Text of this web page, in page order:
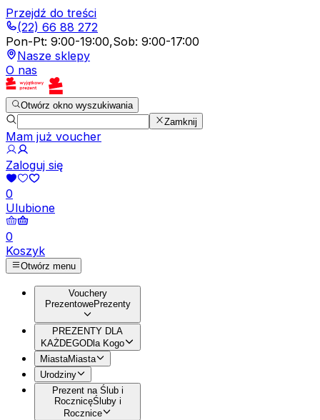
Przejdź do treści
(22) 66 88 272
Pon-Pt: 9:00-19:00,Sob: 9:00-17:00
Nasze sklepy
O nas
Otwórz okno wyszukiwania
Zamknij
Mam już voucher
Zaloguj się
0
Ulubione
0
Koszyk
Otwórz menu
Vouchery
PrezentowePrezenty
PREZENTY DLA
KAŻDEGODla Kogo
MiastaMiasta
Urodziny
Prezent na Ślub i
RocznicęŚluby i
Rocznice